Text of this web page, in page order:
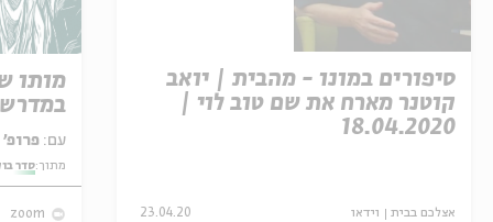
סיפורים במונו - מהבית | יואב
קוטנר מארח את שם טוב לוי |
18.04.2020
אצלכם בבית וידאו 23.04.20
מותו
עם: פרופ' אביגדור שנאן
מתוך:סדר
zoom